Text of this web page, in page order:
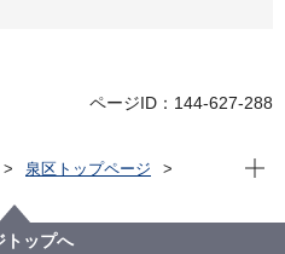
ページID：144-627-288
泉区トップページ
住むなら泉区」（令和５年度）
現在
トップへ